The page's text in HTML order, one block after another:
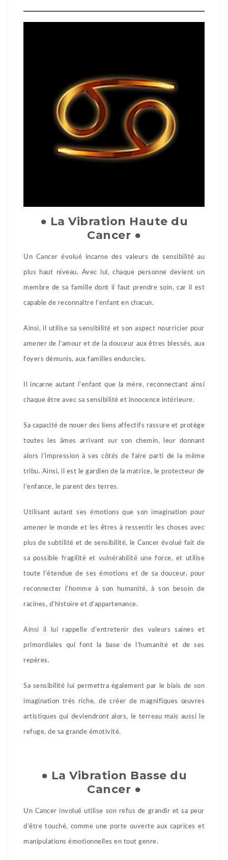
● La Vibration Haute du
Cancer ●
Un Cancer évolué incarne des valeurs de sensibilité au
plus haut niveau. Avec lui, chaque personne devient un
membre de sa famille dont il faut prendre soin, car il est
capable de reconnaître l’enfant en chacun.
Ainsi, il utilise sa sensibilité et son aspect nourricier pour
amener de l’amour et de la douceur aux êtres blessés, aux
foyers démunis, aux familles endurcies.
Il incarne autant l’enfant que la mère, reconnectant ainsi
chaque être avec sa sensibilité et innocence intérieure.
Sa capacité de nouer des liens affectifs rassure et protège
toutes les âmes arrivant sur son chemin, leur donnant
alors l’impression à ses côtés de faire parti de la même
tribu. Ainsi, il est le gardien de la matrice, le protecteur de
l’enfance, le parent des terres.
Utilisant autant ses émotions que son imagination pour
amener le monde et les êtres à ressentir les choses avec
plus de subtilité et de sensibilité, le Cancer évolué fait de
sa possible fragilité et vulnérabilité une force, et utilise
toute l’étendue de ses émotions et de sa douceur, pour
reconnecter l’homme à son humanité, à son besoin de
racines, d’histoire et d’appartenance.
Ainsi il lui rappelle d’entretenir des valeurs saines et
primordiales qui font la base de l’humanité et de ses
repères.
Sa sensibilité lui permettra également par le biais de son
imagination très riche, de créer de magnifiques œuvres
artistiques qui deviendront alors, le terreau mais aussi le
refuge, de sa grande émotivité.
● La Vibration Basse du
Cancer ●
Un Cancer involué utilise son refus de grandir et sa peur
d’être touché, comme une porte ouverte aux caprices et
manipulations émotionnelles en tout genre.